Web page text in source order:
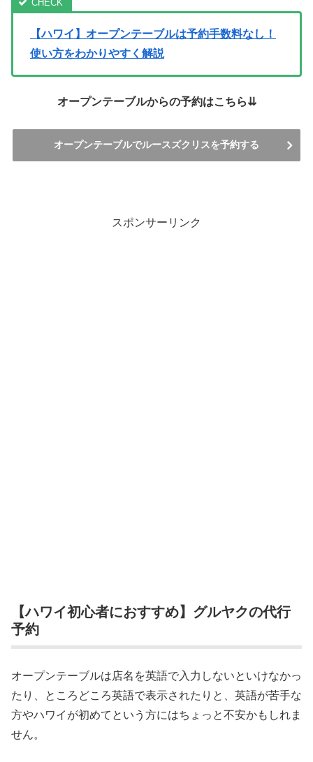
【ハワイ】オープンテーブルは予約手数料なし！
使い方をわかりやすく解説
オープンテーブルからの予約はこちら⇊
オープンテーブルでルースズクリスを予約する
スポンサーリンク
【ハワイ初心者におすすめ】グルヤクの代行
予約
オープンテーブルは店名を英語で入力しないといけなかっ
たり、ところどころ英語で表示されたりと、英語が苦手な
方やハワイが初めてという方にはちょっと不安かもしれま
せん。